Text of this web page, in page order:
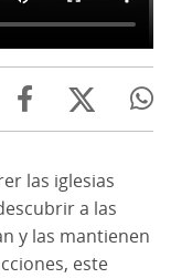
las iglesias
a las
y las mantienen
este